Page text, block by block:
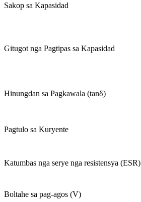
Sakop sa Kapasidad
Gitugot nga Pagtipas sa Kapasidad
Hinungdan sa Pagkawala (tanδ)
Pagtulo sa Kuryente
Katumbas nga serye nga resistensya (ESR)
Boltahe sa pag-agos (V)